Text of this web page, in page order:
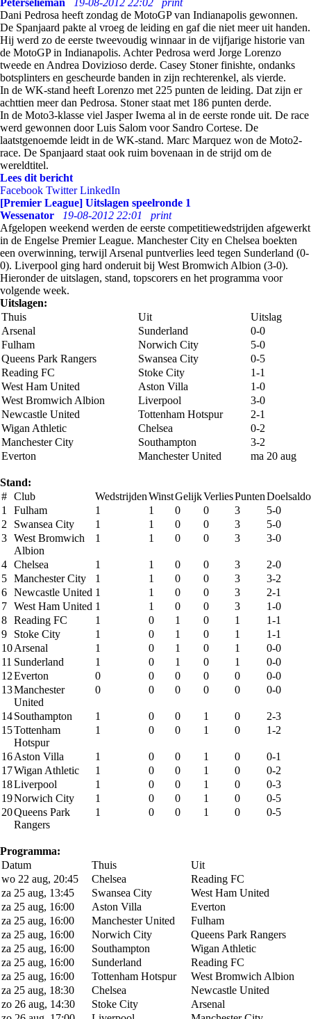
Peterselieman 19-08-2012 22:02
print
Dani Pedrosa heeft zondag de MotoGP van Indianapolis gewonnen.
De Spanjaard pakte al vroeg de leiding en gaf die niet meer uit handen.
Hij werd zo de eerste tweevoudig winnaar in de vijfjarige historie van
de MotoGP in Indianapolis. Achter Pedrosa werd Jorge Lorenzo
tweede en Andrea Dovizioso derde. Casey Stoner finishte, ondanks
botsplinters en gescheurde banden in zijn rechterenkel, als vierde.
In de WK-stand heeft Lorenzo met 225 punten de leiding. Dat zijn er
achttien meer dan Pedrosa. Stoner staat met 186 punten derde.
In de Moto3-klasse viel Jasper Iwema al in de eerste ronde uit. De race
werd gewonnen door Luis Salom voor Sandro Cortese. De
laatstgenoemde leidt in de WK-stand. Marc Marquez won de Moto2-
race. De Spanjaard staat ook ruim bovenaan in de strijd om de
wereldtitel.
Lees dit bericht
Facebook Twitter LinkedIn
[Premier League] Uitslagen speelronde 1
Wessenator
19-08-2012 22:01
print
Afgelopen weekend werden de eerste competitiewedstrijden afgewerkt
in de Engelse Premier League. Manchester City en Chelsea boekten
een overwinning, terwijl Arsenal puntverlies leed tegen Sunderland (0-
0). Liverpool ging hard onderuit bij West Bromwich Albion (3-0).
Hieronder de uitslagen, stand, topscorers en het programma voor
volgende week.
Uitslagen:
Thuis
Uit
Uitslag
Arsenal
Sunderland
0-0
Fulham
Norwich City
5-0
Queens Park Rangers
Swansea City
0-5
Reading FC
Stoke City
1-1
West Ham United
Aston Villa
1-0
West Bromwich Albion
Liverpool
3-0
Newcastle United
Tottenham Hotspur
2-1
Wigan Athletic
Chelsea
0-2
Manchester City
Southampton
3-2
Everton
Manchester United ma 20 aug
Stand:
# Club WedstrijdenWinstGelijkVerliesPuntenDoelsaldo
1
Fulham 1 1 0 0 3
5-0
2
Swansea City 1 1 0 0 3
5-0
3 West Bromwich
Albion
1 1 0 0 3 3-0
4 Chelsea 1 1 0 0 3
2-0
5 Manchester City 1 1 0 0 3
3-2
6 Newcastle United 1 1 0 0 3
2-1
7 West Ham United 1 1 0 0 3
1-0
8 Reading FC 1 0 1 0 1
1-1
9
Stoke City 1 0 1 0 1
1-1
10Arsenal 1 0 1 0 1
0-0
11 Sunderland 1 0 1 0 1
0-0
12Everton 0 0 0 0 0
0-0
13Manchester
United
0 0 0 0 0 0-0
14Southampton 1 0 0 1 0
2-3
15Tottenham
Hotspur
1 0 0 1 0 1-2
16Aston Villa 1 0 0 1 0
0-1
17Wigan Athletic 1 0 0 1 0
0-2
18Liverpool 1 0 0 1 0
0-3
19Norwich City 1 0 0 1 0
0-5
20Queens Park
Rangers
1 0 0 1 0 0-5
Programma:
Datum
Thuis
Uit
wo 22 aug, 20:45
Chelsea
Reading FC
za 25 aug, 13:45
Swansea City
West Ham United
za 25 aug, 16:00
Aston Villa
Everton
za 25 aug, 16:00
Manchester United
Fulham
za 25 aug, 16:00
Norwich City
Queens Park Rangers
za 25 aug, 16:00
Southampton
Wigan Athletic
za 25 aug, 16:00
Sunderland
Reading FC
za 25 aug, 16:00
Tottenham Hotspur
West Bromwich Albion
za 25 aug, 18:30
Chelsea
Newcastle United
zo 26 aug, 14:30
Stoke City
Arsenal